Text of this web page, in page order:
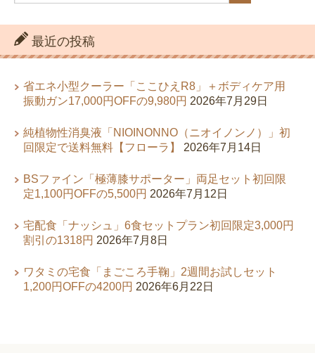
最近の投稿
省エネ小型クーラー「ここひえR8」＋ボディケア用
振動ガン17,000円OFFの9,980円 2026年7月29日
純植物性消臭液「NIOINONNO（ニオイノンノ）」初
回限定で送料無料【フローラ】
2026年7月14日
BSファイン「極薄膝サポーター」両足セット初回限
定1,100円OFFの5,500円 2026年7月12日
宅配食「ナッシュ」6食セットプラン初回限定3,000円
割引の1318円 2026年7月8日
ワタミの宅食「まごころ手鞠」2週間お試しセット
1,200円OFFの4200円 2026年6月22日